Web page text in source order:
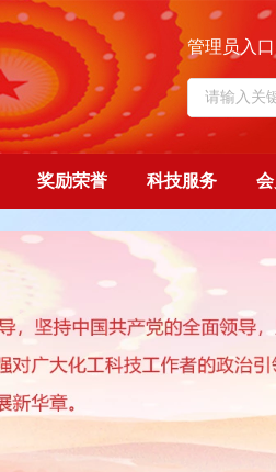
管理员入口
奖励荣誉 科技服务